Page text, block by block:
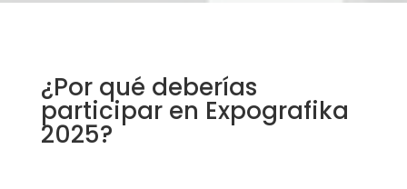
¿Por qué deberías
participar en Expografika
2025?